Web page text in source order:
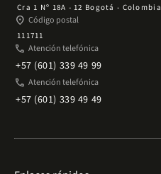
Cra 1 Nº 18A - 12 Bogotá - Colombia
place Código postal
111711
phone Atención telefónica
+57 (601) 339 49 99
phone Atención telefónica
+57 (601) 339 49 49